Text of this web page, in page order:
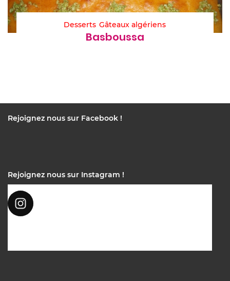
Desserts Gâteaux algériens
Basboussa
Rejoignez nous sur Facebook !
Rejoignez nous sur Instagram !